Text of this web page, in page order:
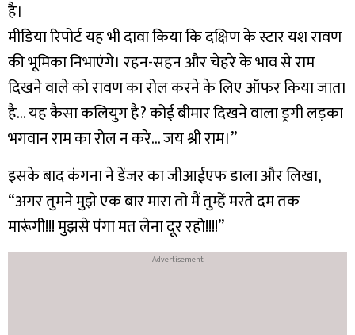
है।
मीडिया रिपोर्ट यह भी दावा किया कि दक्षिण के स्टार यश रावण
की भूमिका निभाएंगे। रहन-सहन और चेहरे के भाव से राम
दिखने वाले को रावण का रोल करने के लिए ऑफर किया जाता
है… यह कैसा कलियुग है? कोई बीमार दिखने वाला ड्रगी लड़का
भगवान राम का रोल न करे… जय श्री राम।”
इसके बाद कंगना ने डेंजर का जीआईएफ डाला और लिखा,
“अगर तुमने मुझे एक बार मारा तो मैं तुम्हें मरते दम तक
मारूंगी!!! मुझसे पंगा मत लेना दूर रहो!!!!”